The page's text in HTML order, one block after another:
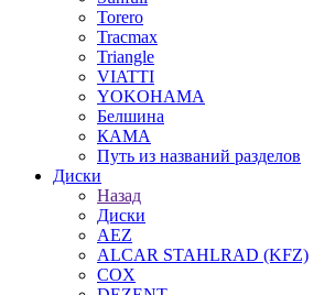
Torero
Tracmax
Triangle
VIATTI
YOKOHAMA
Белшина
КАМА
Путь из названий разделов
Диски
Назад
Диски
AEZ
ALCAR STAHLRAD (KFZ)
COX